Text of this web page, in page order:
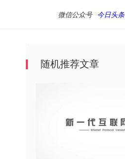
微信公众号 今日头条
随机推荐文章